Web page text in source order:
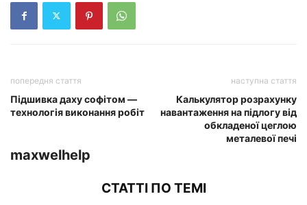
попередня стаття
Підшивка даху софітом —
технологія виконання робіт
наступна стаття
Калькулятор розрахунку
навантаження на підлогу від
обкладеної цеглою
металевої печі
maxwelhelp
СТАТТІ ПО ТЕМІ